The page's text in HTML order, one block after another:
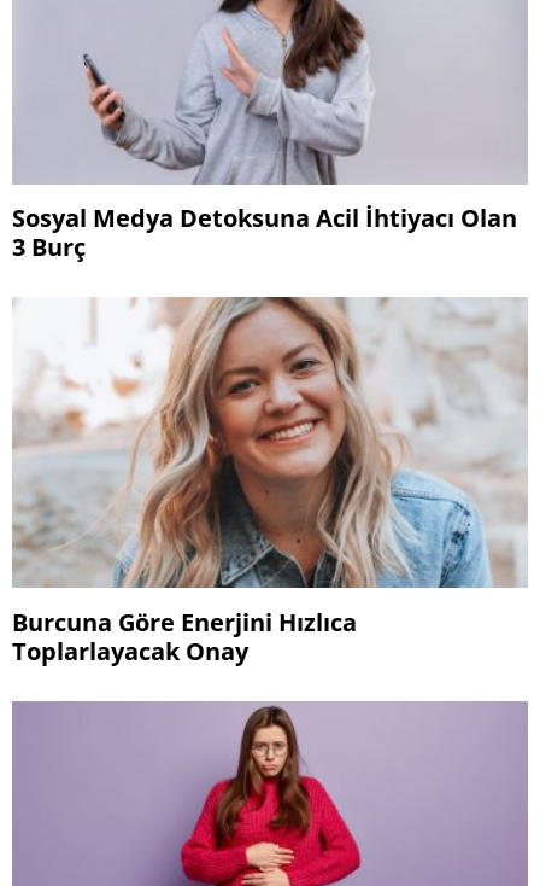
Sosyal Medya Detoksuna Acil İhtiyacı Olan
3 Burç
Burcuna Göre Enerjini Hızlıca
Toplarlayacak Onay